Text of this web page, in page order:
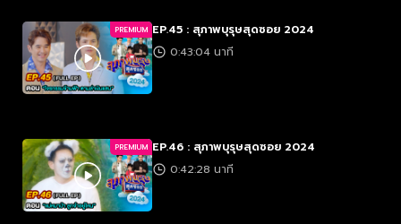
PREMIUM EP.45 : สุภาพบุรุษสุดซอย 2024
0:43:04 นาที
PREMIUM EP.46 : สุภาพบุรุษสุดซอย 2024
0:42:28 นาที